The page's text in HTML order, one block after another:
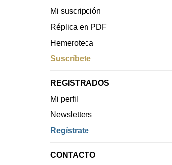
Mi suscripción
Réplica en PDF
Hemeroteca
Suscríbete
REGISTRADOS
Mi perfil
Newsletters
Regístrate
CONTACTO